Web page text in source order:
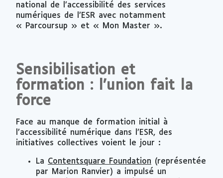
national de l’accessibilité des services
numériques de l’ESR avec notamment
« Parcoursup » et « Mon Master ».
Sensibilisation et
formation : l’union fait la
force
Face au manque de formation initial à
l’accessibilité numérique dans l’ESR, des
initiatives collectives voient le jour :
La Contentsquare Foundation (représentée
par Marion Ranvier) a impulsé un